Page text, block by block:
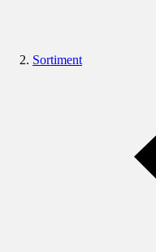
Sortiment